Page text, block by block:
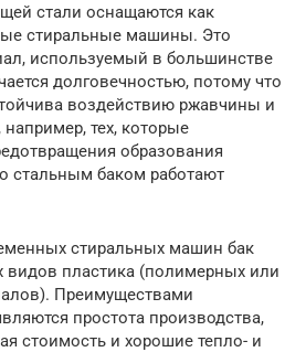
стали оснащаются как
стиральные машины. Это
используемый в большинстве
долговечностью, потому что
воздействию ржавчины и
тех, которые
образования
стальным баком работают
стиральных машин бак
видов пластика (полимерных или
Преимуществами
простота производства,
стоимость и хорошие тепло- и